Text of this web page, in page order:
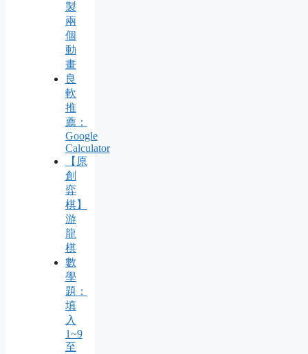
製
兩
個
動
畫
良
軟
推
薦：
Google
Calculator
【原
創
弈
棋】
游
龍
棋
數
學
題：
填
入
1~9
至